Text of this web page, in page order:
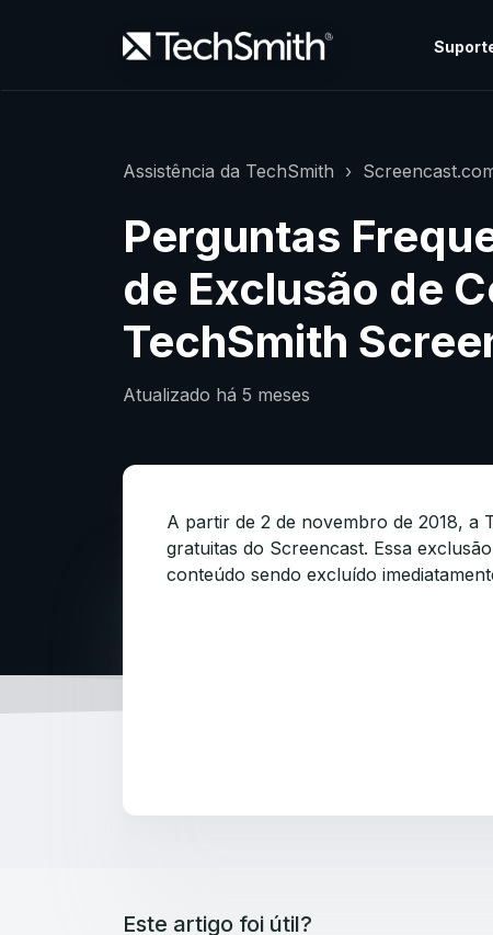
Assistência da TechSmith
Perguntas
de Exclusão de
TechSmith
Atualizado há 5 meses
A partir de 2 de novembro de 2018, a
gratuitas do Screencast. Essa
conteúdo sendo excluído
Este artigo foi útil?